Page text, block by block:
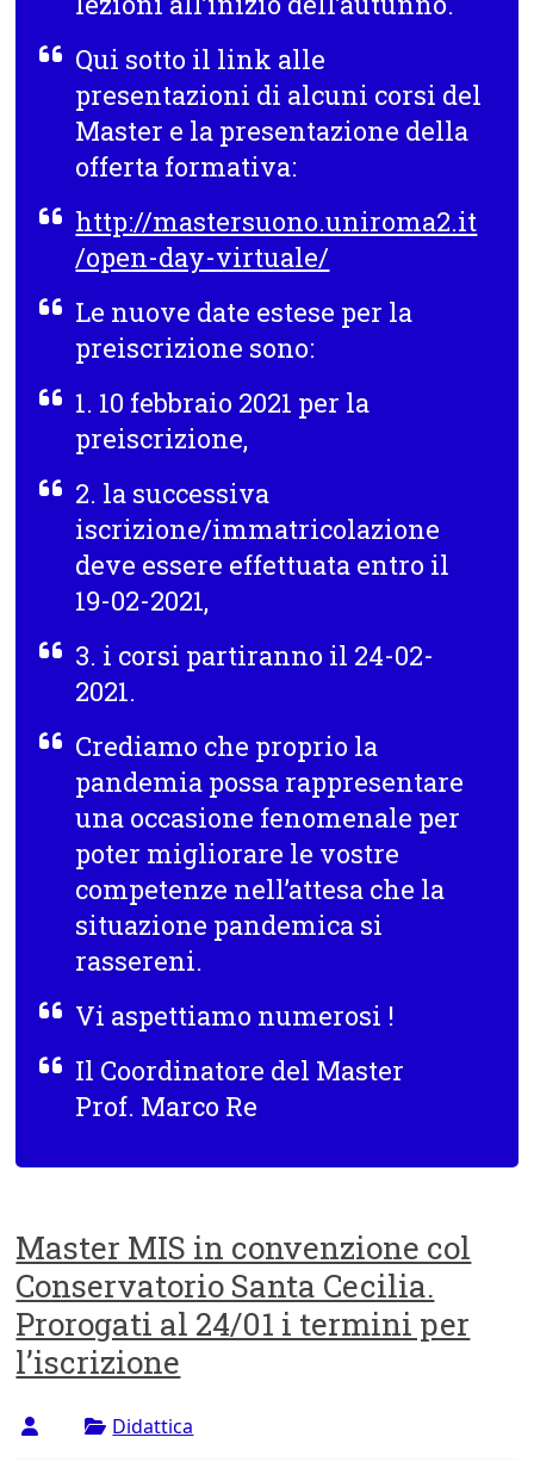
Qui sotto il link alle
presentazioni di alcuni corsi del
Master e la presentazione della
offerta formativa:
http://mastersuono.uniroma2.it
/open-day-virtuale/
Le nuove date estese per la
preiscrizione sono:
1. 10 febbraio 2021 per la
preiscrizione,
2. la successiva
iscrizione/immatricolazione
deve essere effettuata entro il
19-02-2021,
3. i corsi partiranno il 24-02-
2021.
Crediamo che proprio la
pandemia possa rappresentare
una occasione fenomenale per
poter migliorare le vostre
competenze nell’attesa che la
situazione pandemica si
rassereni.
Vi aspettiamo numerosi !
Il Coordinatore del Master
Prof. Marco Re
Master MIS in convenzione col
Conservatorio Santa Cecilia.
Prorogati al 24/01 i termini per
l’iscrizione
Didattica